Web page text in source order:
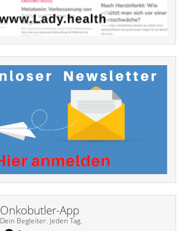
Onkobutler-App
Dein Begleiter. Jeden Tag.